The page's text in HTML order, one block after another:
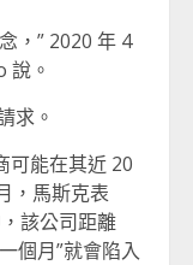
，” 2020 年 4
說。
求。
可能在其近 20
，馬斯克表
該公司距離
個月”就會陷入